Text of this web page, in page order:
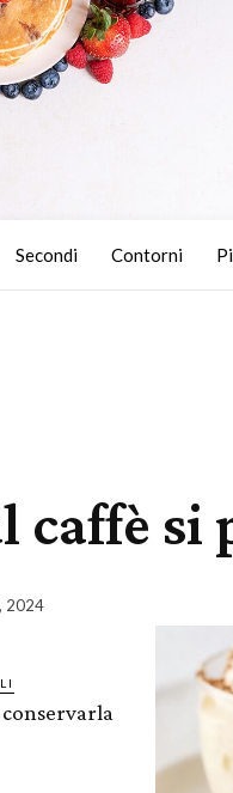
Secondi Contorni
caffè
2024